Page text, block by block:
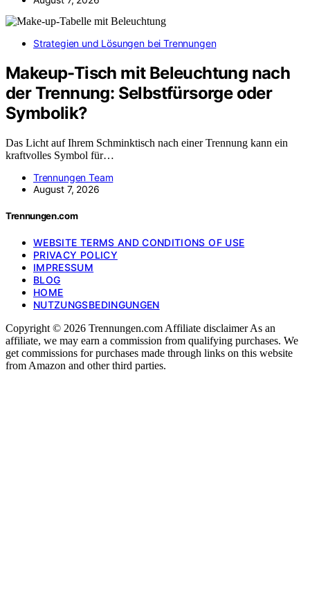
Strategien und Lösungen bei Trennungen
Makeup-Tisch mit Beleuchtung nach
der Trennung: Selbstfürsorge oder
Symbolik?
Das Licht auf Ihrem Schminktisch nach einer Trennung kann ein
kraftvolles Symbol für…
Trennungen Team
August 7, 2026
Trennungen.com
WEBSITE TERMS AND CONDITIONS OF USE
PRIVACY POLICY
IMPRESSUM
BLOG
HOME
NUTZUNGSBEDINGUNGEN
Copyright © 2026 Trennungen.com Affiliate disclaimer As an
affiliate, we may earn a commission from qualifying purchases. We
get commissions for purchases made through links on this website
from Amazon and other third parties.